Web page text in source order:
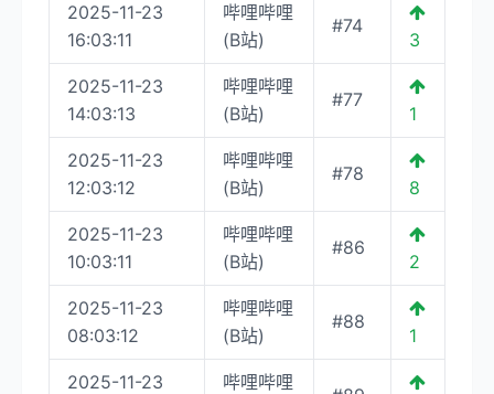
2025-11-23
16:03:11
哔哩哔哩
(B站)
#74
3
2025-11-23
14:03:13
哔哩哔哩
(B站)
#77
1
2025-11-23
12:03:12
哔哩哔哩
(B站)
#78
8
2025-11-23
10:03:11
哔哩哔哩
(B站)
#86
2
2025-11-23
08:03:12
哔哩哔哩
(B站)
#88
1
2025-11-23
哔哩哔哩